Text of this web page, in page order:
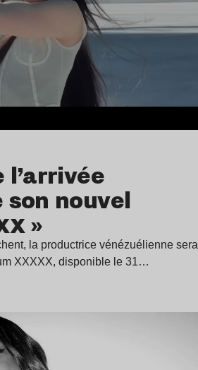
l’arrivée
nouvel
»
la productrice vénézuélienne sera
XXXXX, disponible le 31…